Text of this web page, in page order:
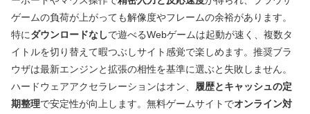
ゲームの負荷が上がっても解像度やフレームの余裕があります。
特にダウンロードなしで遊べるWebゲームは起動が速く、複数タ
イトルを切り替えて暇つぶしサイト感覚で楽しめます。推奨ブラ
ウザは最新エンジンと拡張の相性を基準に選ぶと失敗しません。
ハードウェアアクセラレーションはオン、 履歴とキャッシュの定
期整理で安定性が向上します。無料ゲームサイトでオンライン対